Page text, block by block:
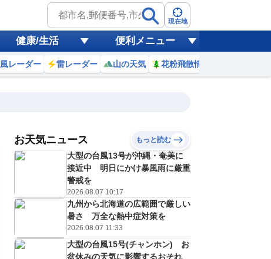
現在地
健康/生活 便利メニュー
風レーダー 雷レーダー 山の天気 花粉飛散情報
18
℃
20
(木)
E
27
16
30 %
21
(金)
E
28℃
18
40 %
予報の
信頼度
B
C
D
？
お天気ニュース もっと読む
大型の台風13号が沖縄・奄美に
接近中 明日にかけ暴風雨に厳重
警戒を
2026.08.07 10:17
九州から北海道の広範囲で厳しい
暑さ 万全な熱中症対策を
2026.08.07 11:33
大型の台風15号(チャンホン) お
盆休みの天気に影響するおそれ